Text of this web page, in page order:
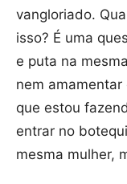
vangloriado.
isso? É uma
e puta na
nem amamentar
que estou
entrar no
mesma mulher,